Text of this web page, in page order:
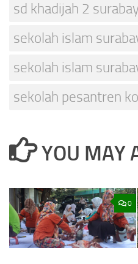
sd khadijah 2
sekolah islam
sekolah islam
sekolah pesantren
YOU MAY
0